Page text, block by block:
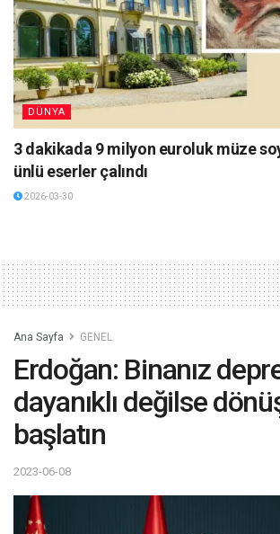
DÜNYA
3 dakikada 9 milyon euroluk müze
ünlü eserler çalındı
2026-03-30
Ana Sayfa GENEL
Erdoğan: Binanız
dayanıklı değilse
başlatın
2023-06-08